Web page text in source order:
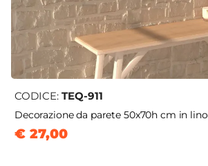
CODICE: TEQ-911
Decorazione da parete 50x70h cm in
€ 27,00